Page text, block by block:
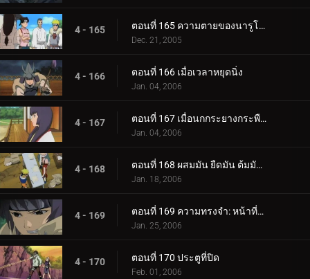
4 - 165 ตอนที่ 165 ความตายของนารูโตะ
Dec. 21, 2005
4 - 166 ตอนที่ 166 เมื่อเวลาหยุดนิ่ง
Jan. 04, 2006
4 - 167 ตอนที่ 167 เมื่อนกกระยางกระพือปีก
Jan. 04, 2006
4 - 168 ตอนที่ 168 ผสมมัน ยืดมัน ต้มมันขึ้นมา! เผาหม้อทองแดงเผา!
Jan. 18, 2006
4 - 169 ตอนที่ 169 ความทรงจำ: หน้าที่หายไป
Jan. 25, 2006
4 - 170 ตอนที่ 170 ประตูที่ปิด
Feb. 01, 2006